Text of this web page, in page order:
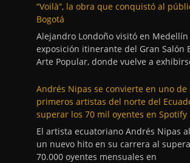
“Voilà”, la obra que conquistó al
Bogotá
Alejandro Londoño visitó en Medellín
exposición itinerante del Gran Salón
Arte Popular, donde vuelve a
Andrés Nipas se convierte en uno de
primeros artistas del norte del
superar los 70 mil oyentes en Spotify
El artista ecuatoriano Andrés Nipas
un nuevo hito en su carrera al
70.000 oyentes mensuales en